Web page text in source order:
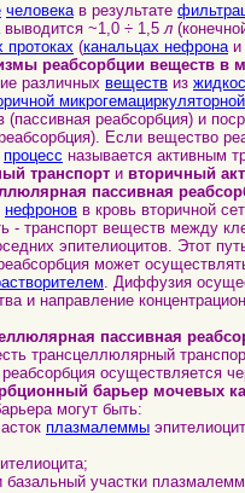
человекав результате
выводится ~1,0 ÷ 1,5л
протоках (канальцах нефронаи
реабсорбции веществ в
различных веществ из
реабсорбция) и
Если вещество
процесс называется активным
транспорт и вторичный
пассивная
нефронов в кровь вторичной
- транспорт веществ между
эпителиоцитов. Этот
может
. Диффузия
и направление
пассивная
трансцеллюлярный
осуществляется
барьер мочевых
могут быть:
плазмалеммы
участки